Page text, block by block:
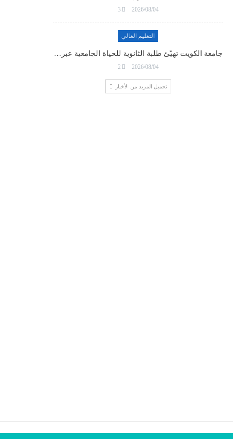
2026/08/04
3
التعليم العالي
جامعة الكويت تهيّئ طلبة الثانوية للحياة الجامعية عبر…
2026/08/04
2
تحميل المزيد من الأخبار